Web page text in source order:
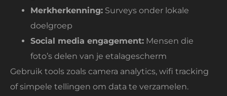
Merkherkenning: Surveys onder lokale
doelgroep
Social media engagement: Mensen die
foto’s delen van je etalagescherm
Gebruik tools zoals camera analytics, wifi tracking
of simpele tellingen om data te verzamelen.